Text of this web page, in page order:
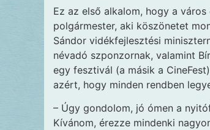
Ez az első alkalom, hogy a
polgármester, aki köszönetet
Sándor vidékfejlesztési
névadó szponzornak, valamint
egy fesztivál (a másik a
azért, hogy minden rendben
– Úgy gondolom, jó ómen a
Kívánom, érezze mindenki